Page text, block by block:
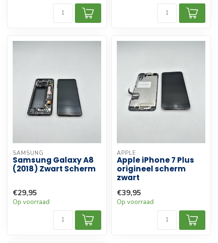
SAMSUNG
Samsung Galaxy A8
(2018) Zwart Scherm
€29,95
Op voorraad
APPLE
Apple iPhone 7 Plus
origineel scherm
zwart
€39,95
Op voorraad